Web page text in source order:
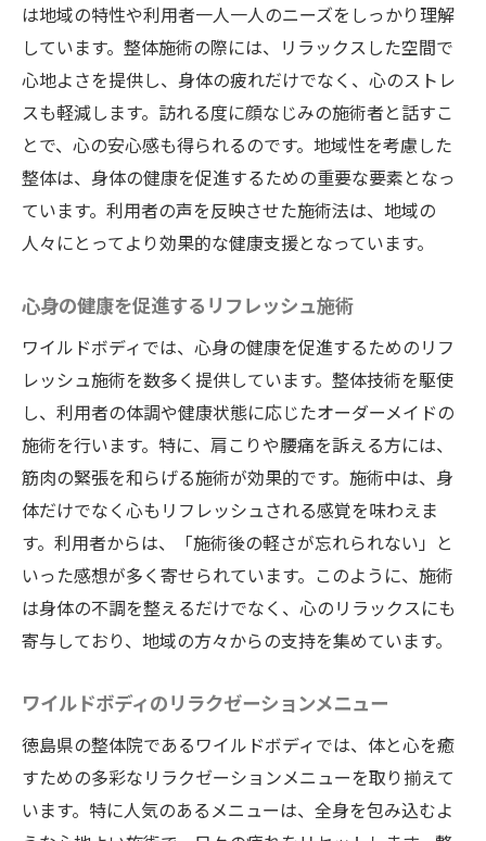
は地域の特性や利用者一人一人のニーズをしっかり理解
しています。整体施術の際には、リラックスした空間で
心地よさを提供し、身体の疲れだけでなく、心のストレ
スも軽減します。訪れる度に顔なじみの施術者と話すこ
とで、心の安心感も得られるのです。地域性を考慮した
整体は、身体の健康を促進するための重要な要素となっ
ています。利用者の声を反映させた施術法は、地域の
人々にとってより効果的な健康支援となっています。
心身の健康を促進するリフレッシュ施術
ワイルドボディでは、心身の健康を促進するためのリフ
レッシュ施術を数多く提供しています。整体技術を駆使
し、利用者の体調や健康状態に応じたオーダーメイドの
施術を行います。特に、肩こりや腰痛を訴える方には、
筋肉の緊張を和らげる施術が効果的です。施術中は、身
体だけでなく心もリフレッシュされる感覚を味わえま
す。利用者からは、「施術後の軽さが忘れられない」と
いった感想が多く寄せられています。このように、施術
は身体の不調を整えるだけでなく、心のリラックスにも
寄与しており、地域の方々からの支持を集めています。
ワイルドボディのリラクゼーションメニュー
徳島県の整体院であるワイルドボディでは、体と心を癒
すための多彩なリラクゼーションメニューを取り揃えて
います。特に人気のあるメニューは、全身を包み込むよ